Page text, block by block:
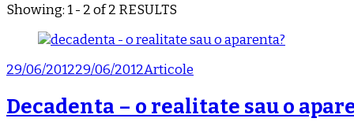
Showing: 1 - 2 of 2 RESULTS
29/06/201229/06/2012Articole
Decadenta – o realitate sau o